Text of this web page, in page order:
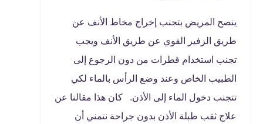
ينصح المريض بتجنب إخراج مخاط الأنف عن
طريق الزفير القوي عن طريق الأنف ويجب
تجنب استخدام قطرات من دون الرجوع إلى
الطبيب الخاص وعند وضع الرأس بالماء لكي
تتجنب دخول الماء إلى الأذن. كان هذا مقالنا عن
علاج ثقب طبلة الأذن بدون جراحة نتمني أن